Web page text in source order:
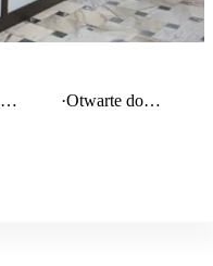
·Otwarte do